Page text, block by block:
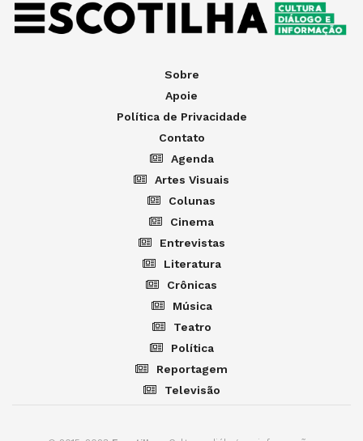
Sobre
Apoie
Política de Privacidade
Contato
Agenda
Artes Visuais
Colunas
Cinema
Entrevistas
Literatura
Crônicas
Música
Teatro
Política
Reportagem
Televisão